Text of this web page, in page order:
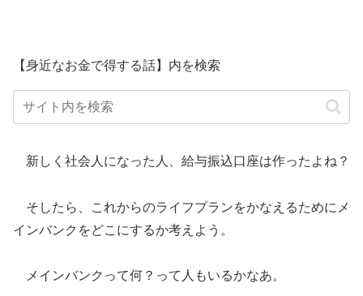
【身近なお金で得する話】内を検索
新しく社会人になった人、給与振込口座は作ったよね？
そしたら、これからのライフプランをかなえるためにメ
インバンクをどこにするか考えよう。
メインバンクって何？って人もいるかなあ。